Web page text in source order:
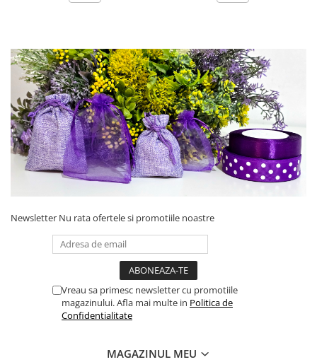
Newsletter Nu rata ofertele si promotiile noastre
Vreau sa primesc newsletter cu promotiile
magazinului. Afla mai multe in Politica de
Confidentialitate
MAGAZINUL MEU